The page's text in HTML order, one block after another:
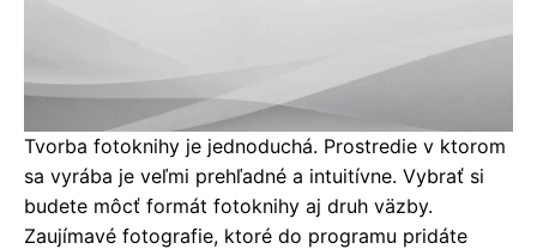
Tvorba fotoknihy je jednoduchá. Prostredie v ktorom
sa vyrába je veľmi prehľadné a intuitívne. Vybrať si
budete môcť formát fotoknihy aj druh väzby.
Zaujímavé fotografie, ktoré do programu pridáte